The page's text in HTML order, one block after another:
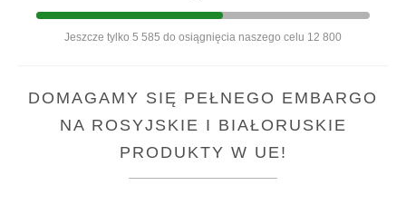
Jeszcze tylko 5 585 do osiągnięcia naszego celu 12 800
DOMAGAMY SIĘ PEŁNEGO EMBARGO
NA ROSYJSKIE I BIAŁORUSKIE
PRODUKTY W UE!